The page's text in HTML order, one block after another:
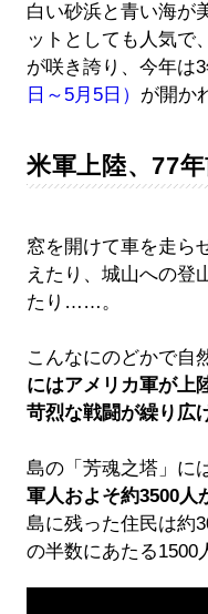
白い砂浜と青い海が
ットとしても人気で
が咲き誇り、今年は
日～5月5日） が開か
米軍上陸、77
窓を開けて車を走ら
えたり、城山への登
たり……。
こんなにのどかで自
にはアメリカ軍が上
苛烈な戦闘が繰り広
島の「芳魂之塔」に
軍人およそ約3500人
島に残った住民は約
の半数にあたる1500